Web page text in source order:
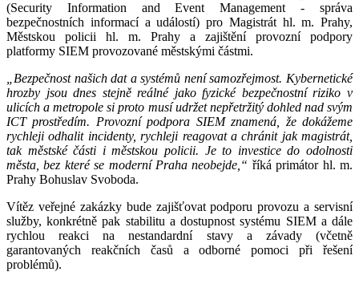
(Security Information and Event Management - správa
bezpečnostních informací a událostí) pro Magistrát hl. m. Prahy,
Městskou policii hl. m. Prahy a zajištění provozní podpory
platformy SIEM provozované městskými částmi.
„Bezpečnost našich dat a systémů není samozřejmost. Kybernetické
hrozby jsou dnes stejně reálné jako fyzické bezpečnostní riziko v
ulicích a metropole si proto musí udržet nepřetržitý dohled nad svým
ICT prostředím. Provozní podpora SIEM znamená, že dokážeme
rychleji odhalit incidenty, rychleji reagovat a chránit jak magistrát,
tak městské části i městskou policii. Je to investice do odolnosti
města, bez které se moderní Praha neobejde,“ říká primátor hl. m.
Prahy Bohuslav Svoboda.
Vítěz veřejné zakázky bude zajišťovat podporu provozu a servisní
služby, konkrétně pak stabilitu a dostupnost systému SIEM a dále
rychlou reakci na nestandardní stavy a závady (včetně
garantovaných reakčních časů a odborné pomoci při řešení
problémů).